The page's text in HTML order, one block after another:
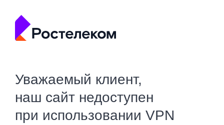
Уважаемый клиент,
наш сайт недоступен
при использовании VPN